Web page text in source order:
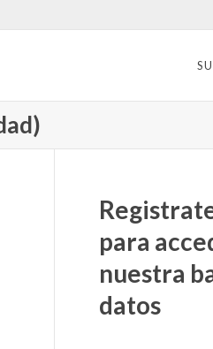
para
nuestra
datos